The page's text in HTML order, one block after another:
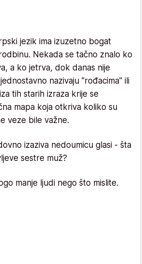
jezik ima izuzetno bogat
Nekada se tačno znalo ko
a ko jetrva, dok danas nije
nazivaju "rođacima" ili
tih starih izraza krije se
mapa koja otkriva koliko su
veze bile važne.
izaziva nedoumicu glasi - šta
sestre muž?
manje ljudi nego što mislite.